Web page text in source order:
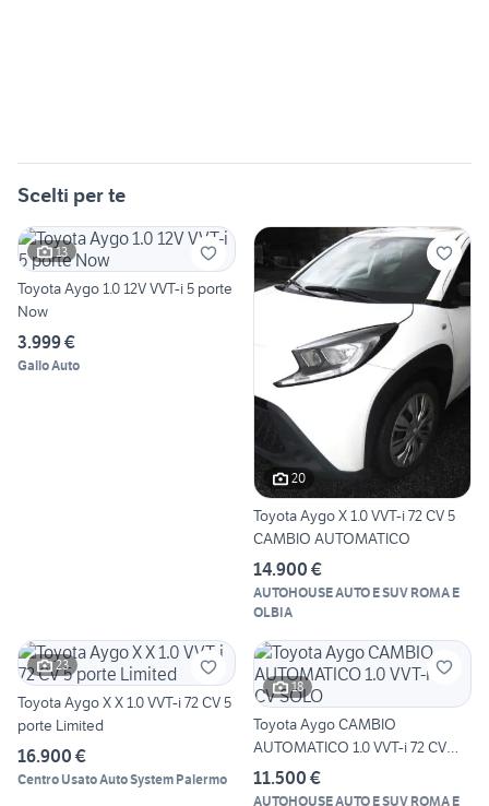
Scelti per te
13
Toyota Aygo 1.0 12V VVT-i 5 porte
Now
3.999 €
Gallo Auto
20
Toyota Aygo X 1.0 VVT-i 72 CV 5
CAMBIO AUTOMATICO
14.900 €
AUTOHOUSE AUTO E SUV ROMA E
OLBIA
23
Toyota Aygo X X 1.0 VVT-i 72 CV 5
porte Limited
16.900 €
Centro Usato Auto System Palermo
18
Toyota Aygo CAMBIO
AUTOMATICO 1.0 VVT-i 72 CV
SOLO
11.500 €
AUTOHOUSE AUTO E SUV ROMA E